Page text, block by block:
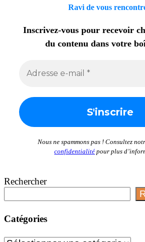
Ravi de vous
Inscrivez-vous pour recevoir
du contenu dans votre
Nous ne spammons pas ! Consultez
confidentialité pour plus
Rechercher
Catégories